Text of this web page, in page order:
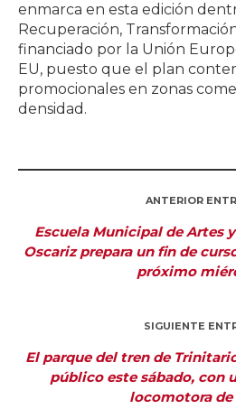
enmarca en esta edición
Recuperación,
financiado por la Unión
EU, puesto que el plan
promocionales en zonas
densidad.
ANTERIOR
Escuela Municipal de Artes
Oscariz prepara un fin de
próximo
SIGUIENTE
El parque del tren de
público este sábado, con
locomotora de